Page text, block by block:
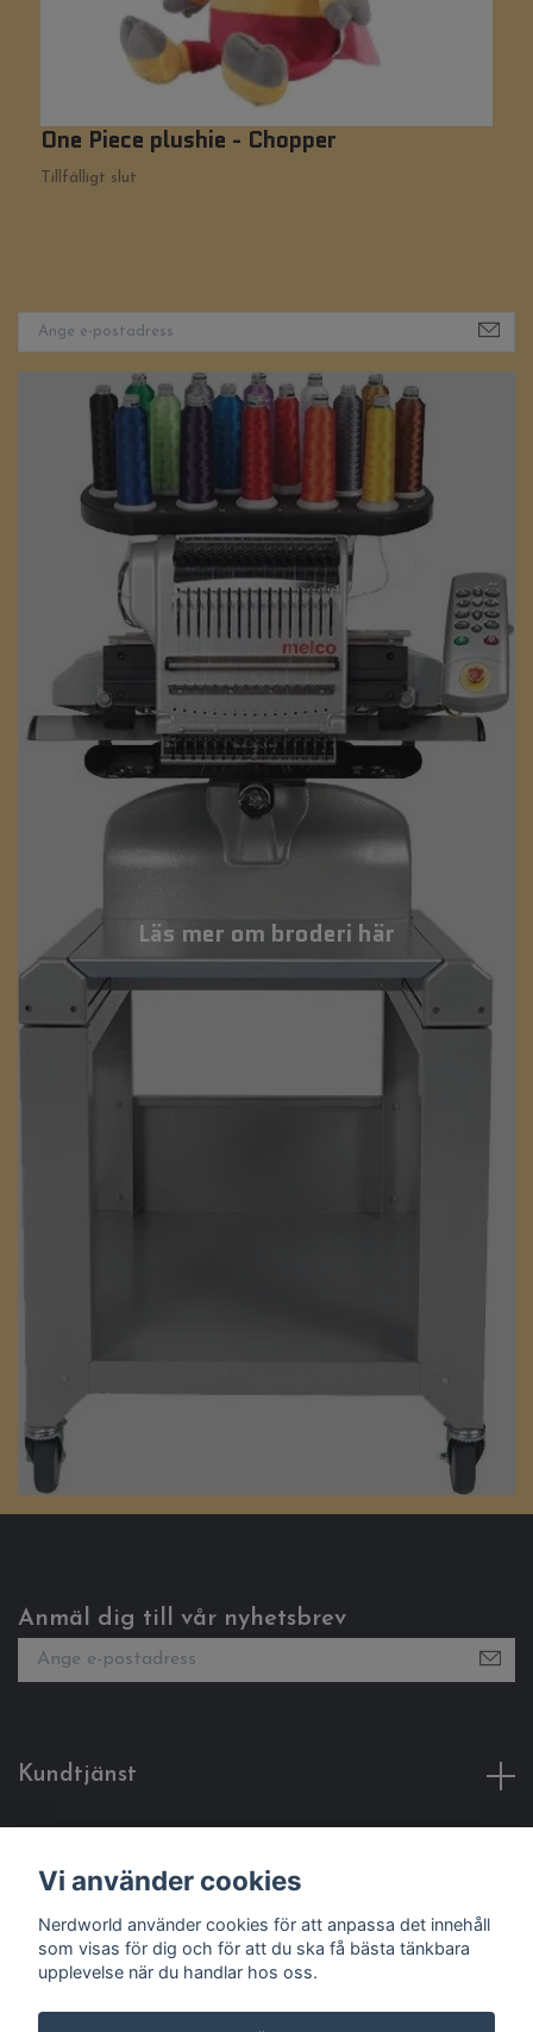
Läs mer om broderi här
One Piece plushie - Chopper
Tillfälligt slut
Anmäl dig till vår nyhetsbrev
Kundtjänst
Sociala medier
Vi använder cookies
Nerdworld använder cookies för att anpassa det innehåll
som visas för dig och för att du ska få bästa tänkbara
upplevelse när du handlar hos oss.